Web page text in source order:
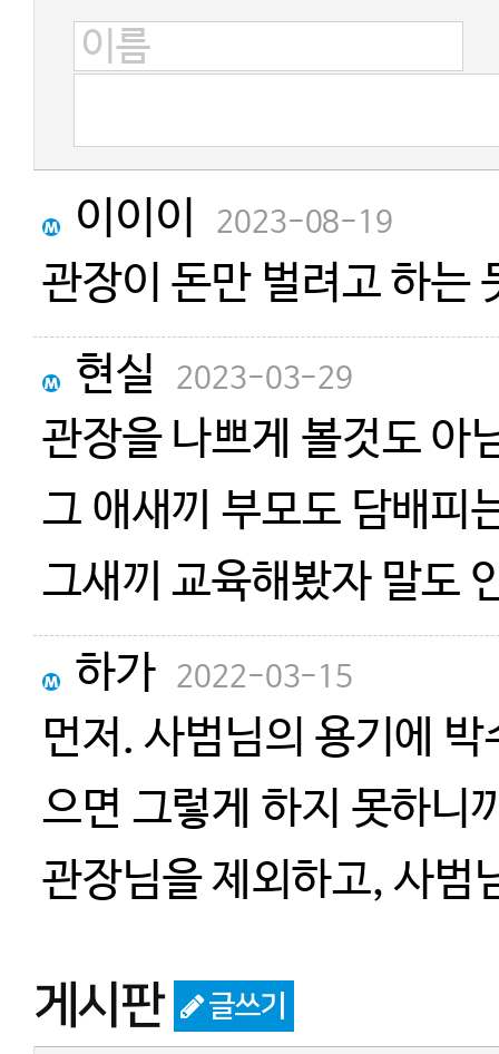
이이이 2023-08-19
관장이 돈만 벌려고 하는
현실
2023-03-29
관장을 나쁘게 볼것도 아
그 애새끼 부모도 담배피
그새끼 교육해봤자 말도
그 부모도 고마워하지도
관장 경험에 의한것임
하가 2022-03-15
먼저. 사범님의 용기에
으면 그렇게 하지 못하니
관장님을 제외하고, 사범
게시판 글쓰기